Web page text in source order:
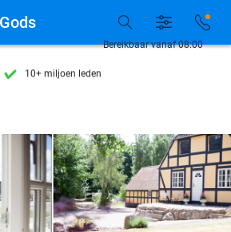
7 dagen per week beschikbaar
10+ miljoen leden
7 dagen per week beschikbaar
10+ miljoen leden
Bereikbaar vanaf 08:00